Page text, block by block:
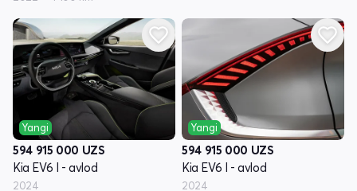
Yangi
594 915 000 UZS
Kia EV6 I - avlod
2024
Yangi
594 915 000 UZS
Kia EV6 I - avlod
2024